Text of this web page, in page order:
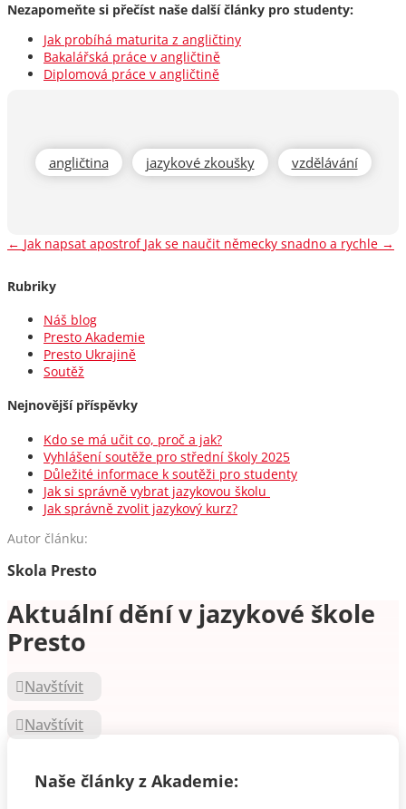
Nezapomeňte si přečíst naše další články pro studenty:
Jak probíhá maturita z angličtiny
Bakalářská práce v angličtině
Diplomová práce v angličtině
angličtina jazykové zkoušky vzdělávání
← Jak napsat apostrof Jak se naučit německy snadno a rychle →
Rubriky
Náš blog
Presto Akademie
Presto Ukrajině
Soutěž
Nejnovější příspěvky
Kdo se má učit co, proč a jak?
Vyhlášení soutěže pro střední školy 2025
Důležité informace k soutěži pro studenty
Jak si správně vybrat jazykovou školu
Jak správně zvolit jazykový kurz?
Autor článku:
Skola Presto
Aktuální dění v jazykové škole
Presto
Navštívit
Navštívit
Naše články z Akademie: